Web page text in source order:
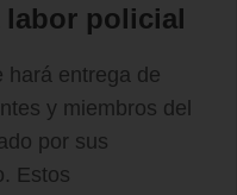
labor policial
hará entrega de
y miembros del
por sus
Estos